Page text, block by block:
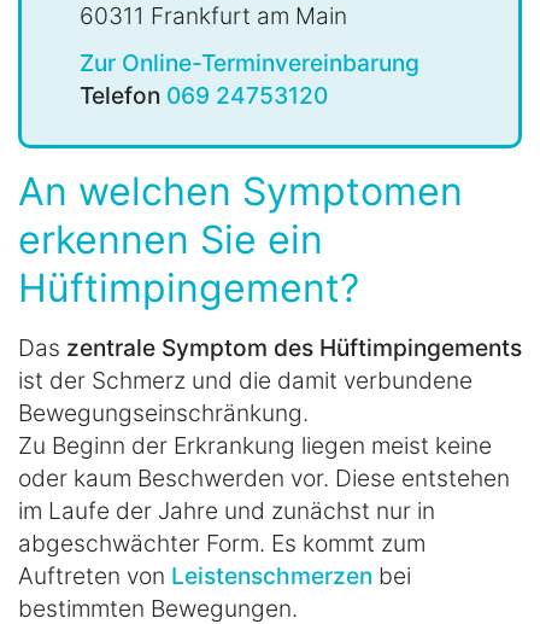
60311 Frankfurt am Main
Zur Online-Terminvereinbarung
Telefon 069 24753120
An welchen Symptomen
erkennen Sie ein
Hüftimpingement?
Das zentrale Symptom des Hüftimpingements
ist der Schmerz und die damit verbundene
Bewegungseinschränkung.
Zu Beginn der Erkrankung liegen meist keine
oder kaum Beschwerden vor. Diese entstehen
im Laufe der Jahre und zunächst nur in
abgeschwächter Form. Es kommt zum
Auftreten von Leistenschmerzen bei
bestimmten Bewegungen.